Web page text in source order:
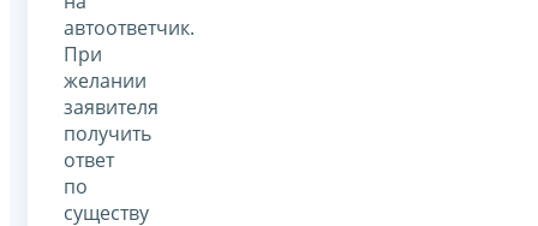
автоответчик.
При
желании
заявителя
получить
ответ
по
существу